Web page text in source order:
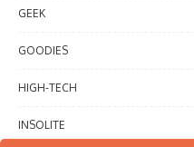
GEEK
GOODIES
HIGH-TECH
INSOLITE